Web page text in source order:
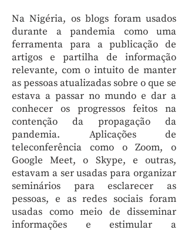
Na Nigéria, os blogs foram usados
durante a pandemia como uma
ferramenta para a publicação de
artigos e partilha de informação
relevante, com o intuito de manter
as pessoas atualizadas sobre o que se
estava a passar no mundo e dar a
conhecer os progressos feitos na
contenção da propagação da
pandemia. Aplicações de
teleconferência como o Zoom, o
Google Meet, o Skype, e outras,
estavam a ser usadas para organizar
seminários para esclarecer as
pessoas, e as redes sociais foram
usadas como meio de disseminar
informações e estimular a